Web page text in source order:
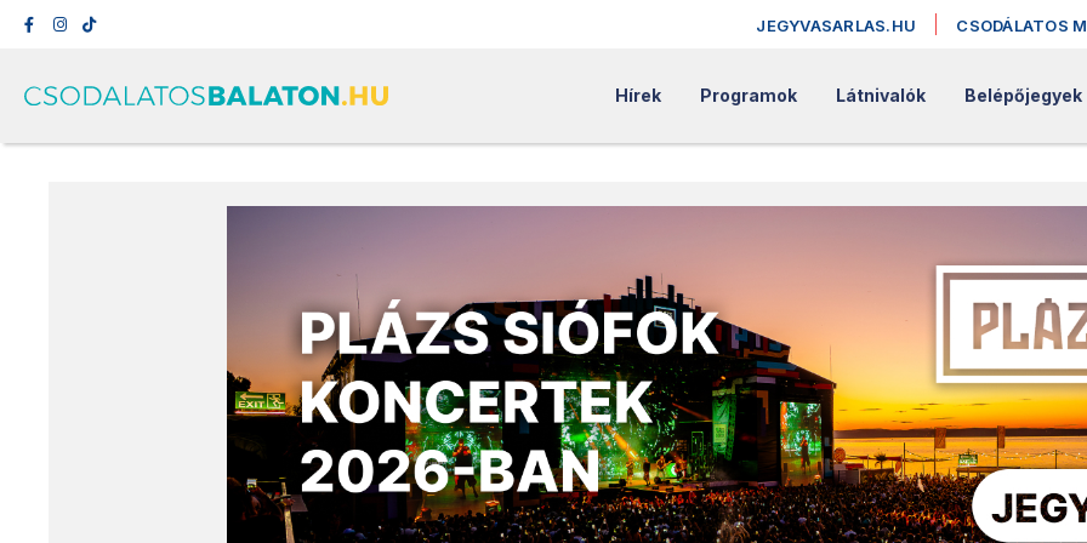
JEGYVASARLAS.HU CSODÁLATOS
Hírek Programok Látnivalók Belépőjegyek